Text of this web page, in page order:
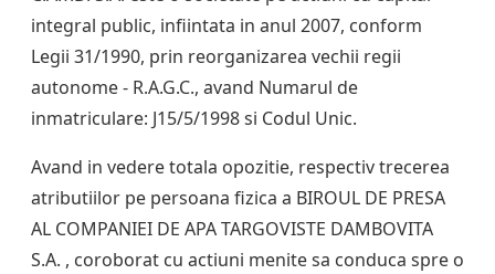
integral public, infiintata in anul 2007, conform
Legii 31/1990, prin reorganizarea vechii regii
autonome - R.A.G.C., avand Numarul de
inmatriculare: J15/5/1998 si Codul Unic.
Avand in vedere totala opozitie, respectiv trecerea
atributiilor pe persoana fizica a BIROUL DE PRESA
AL COMPANIEI DE APA TARGOVISTE DAMBOVITA
S.A. , coroborat cu actiuni menite sa conduca spre o